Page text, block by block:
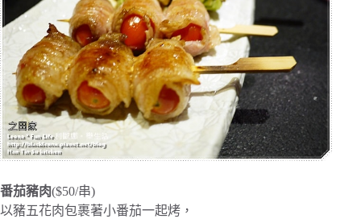
番茄豬肉($50/串)
以豬五花肉包裹著小番茄一起烤，